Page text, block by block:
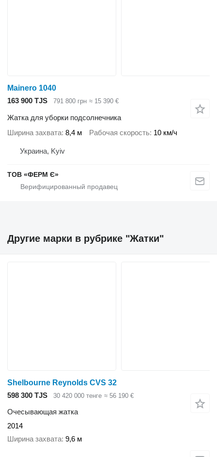
Mainero 1040
163 900 TJS
791 800 грн ≈ 15 390 €
Жатка для уборки подсолнечника
Ширина захвата 8,4 м Рабочая скорость 10 км/ч
Украина, Kyiv
ТОВ «ФЕРМ Є»
Другие марки в рубрике "Жатки"
Shelbourne Reynolds CVS 32
598 300 TJS
30 420 000 тенге ≈ 56 190 €
Очесывающая жатка
2014
Ширина захвата 9,6 м